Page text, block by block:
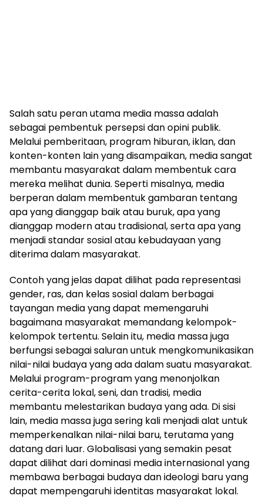
Salah satu peran utama media massa adalah
sebagai pembentuk persepsi dan opini publik.
Melalui pemberitaan, program hiburan, iklan, dan
konten-konten lain yang disampaikan, media sangat
membantu masyarakat dalam membentuk cara
mereka melihat dunia. Seperti misalnya, media
berperan dalam membentuk gambaran tentang
apa yang dianggap baik atau buruk, apa yang
dianggap modern atau tradisional, serta apa yang
menjadi standar sosial atau kebudayaan yang
diterima dalam masyarakat.
Contoh yang jelas dapat dilihat pada representasi
gender, ras, dan kelas sosial dalam berbagai
tayangan media yang dapat memengaruhi
bagaimana masyarakat memandang kelompok-
kelompok tertentu. Selain itu, media massa juga
berfungsi sebagai saluran untuk mengkomunikasikan
nilai-nilai budaya yang ada dalam suatu masyarakat.
Melalui program-program yang menonjolkan
cerita-cerita lokal, seni, dan tradisi, media
membantu melestarikan budaya yang ada. Di sisi
lain, media massa juga sering kali menjadi alat untuk
memperkenalkan nilai-nilai baru, terutama yang
datang dari luar. Globalisasi yang semakin pesat
dapat dilihat dari dominasi media internasional yang
membawa berbagai budaya dan ideologi baru yang
dapat mempengaruhi identitas masyarakat lokal.